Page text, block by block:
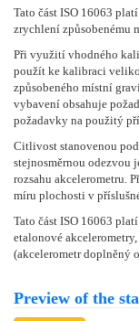
Tato část ISO 16063
zrychlení způsobenému
Při využití vhodného
použít ke kalibraci
způsobeného místní
vybavení obsahuje
požadavky na použitý
Citlivost stanovenou
stejnosměrnou odezvou
rozsahu akcelerometru.
míru plochosti v
Tato část ISO 16063
etalonové
(akcelerometr doplněný
Preview of the